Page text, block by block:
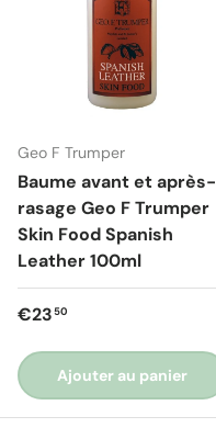
Geo F Trumper
Baume avant et après-
rasage Geo F Trumper
Skin Food Spanish
Leather 100ml
Prix régulier
€2350
Ajouter au panier